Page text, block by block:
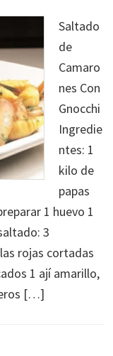
Saltado
de
Camaro
nes Con
Gnocchi
Ingredie
ntes: 1
kilo de
papas
1 huevo 1
3
rojas cortadas
1 ají amarillo,
[…]